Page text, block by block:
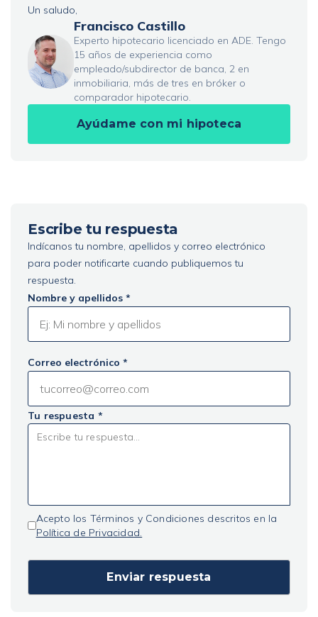
Un saludo,
Francisco Castillo
Experto hipotecario licenciado en ADE. Tengo
15 años de experiencia como
empleado/subdirector de banca, 2 en
inmobiliaria, más de tres en bróker o
comparador hipotecario.
Ayúdame con mi hipoteca
Escribe tu respuesta
Indícanos tu nombre, apellidos y correo electrónico
para poder notificarte cuando publiquemos tu
respuesta.
Nombre y apellidos *
Correo electrónico *
Tu respuesta *
Acepto los Términos y Condiciones descritos en la
Política de Privacidad.